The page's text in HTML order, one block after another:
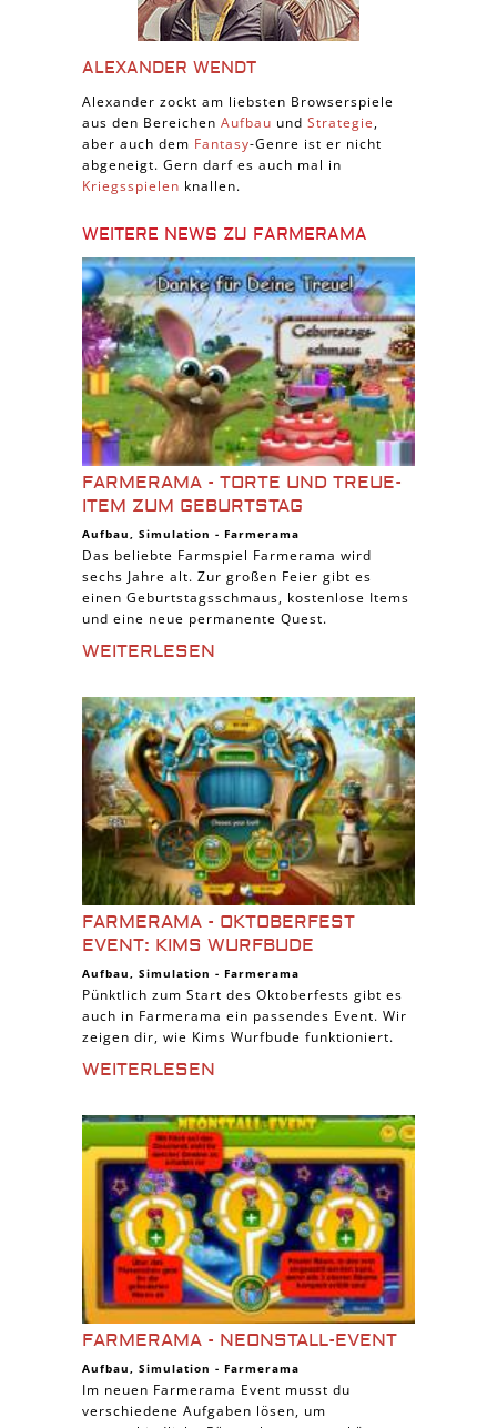
ALEXANDER WENDT
Alexander zockt am liebsten Browserspiele
aus den Bereichen Aufbau und Strategie,
aber auch dem Fantasy-Genre ist er nicht
abgeneigt. Gern darf es auch mal in
Kriegsspielen knallen.
WEITERE NEWS ZU FARMERAMA
FARMERAMA - TORTE UND TREUE-
ITEM ZUM GEBURTSTAG
Aufbau, Simulation - Farmerama
Das beliebte Farmspiel Farmerama wird
sechs Jahre alt. Zur großen Feier gibt es
einen Geburtstagsschmaus, kostenlose Items
und eine neue permanente Quest.
WEITERLESEN
FARMERAMA - OKTOBERFEST
EVENT: KIMS WURFBUDE
Aufbau, Simulation - Farmerama
Pünktlich zum Start des Oktoberfests gibt es
auch in Farmerama ein passendes Event. Wir
zeigen dir, wie Kims Wurfbude funktioniert.
WEITERLESEN
FARMERAMA - NEONSTALL-EVENT
Aufbau, Simulation - Farmerama
Im neuen Farmerama Event musst du
verschiedene Aufgaben lösen, um